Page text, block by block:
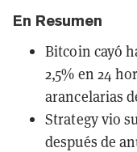
En Resumen
Bitcoin cayó
2,5% en 24
arancelarias
Strategy vio
después de